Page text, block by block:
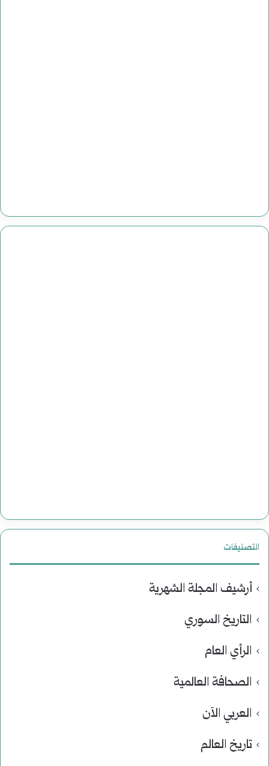
التصنيفات
أرشيف المجلة الشهرية
التاريخ السوري
الرأي العام
الصحافة العالمية
العربي الآن
تاريخ العالم